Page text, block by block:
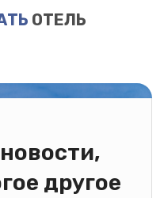
ОТЕЛЬ
другое